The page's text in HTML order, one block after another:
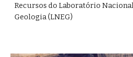
Recursos do Laboratório
Geologia (LNEG)